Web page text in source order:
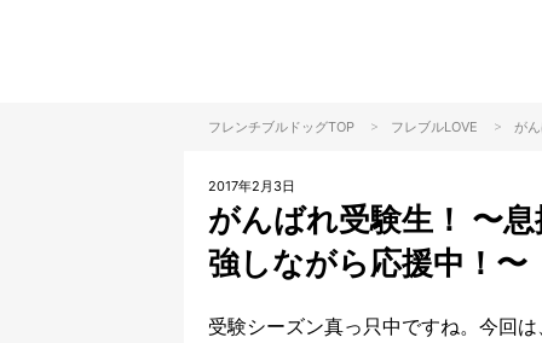
フレンチブルドッグTOP > フレブルLOVE > が
2017年2月3日
がんばれ受験生！ 〜
強しながら応援中！〜
受験シーズン真っ只中ですね。今回